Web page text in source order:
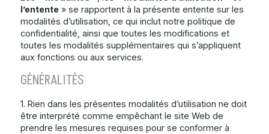
l’entente » se rapportent à la présente entente sur les
modalités d’utilisation, ce qui inclut notre politique de
confidentialité, ainsi que toutes les modifications et
toutes les modalités supplémentaires qui s’appliquent
aux fonctions ou aux services.
GÉNÉRALITÉS
1. Rien dans les présentes modalités d’utilisation ne doit
être interprété comme empêchant le site Web de
prendre les mesures requises pour se conformer à